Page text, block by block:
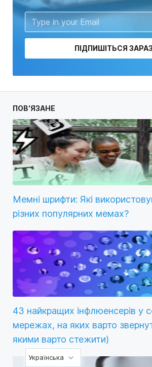
ПІДПИШІТЬСЯ ЗАРАЗ
ПОВ'ЯЗАНЕ
Мемні шрифти: Які
різних популярних мемах?
43 найкращих інфлюенсерів у
мережах, на яких варто
якими варто стежити)
Українська